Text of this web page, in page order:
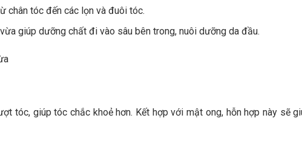
chân tóc đến các lọn và đuôi tóc.
giúp dưỡng chất đi vào sâu bên trong, nuôi dưỡng da đầu.
tóc, giúp tóc chắc khoẻ hơn. Kết hợp với mật ong, hỗn hợp này sẽ